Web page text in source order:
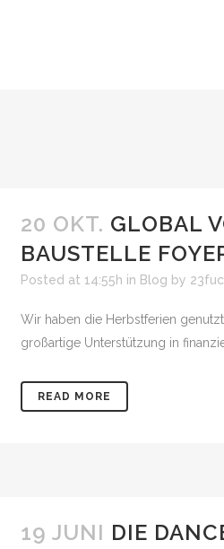
20 OKT. GLOBAL
AUSTELLE FOYER
Posted at 14:55h in Blog by
Wir haben die Herbstferien
großartige Unterstützung in
READ MORE
19 JUNI DIE